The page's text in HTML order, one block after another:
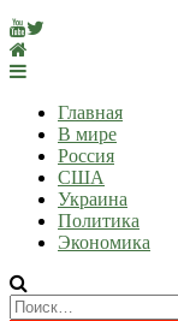
lentaruss
lentaruss — Новости
Главная
В мире
Россия
США
Украина
Политика
Экономика
Найти: